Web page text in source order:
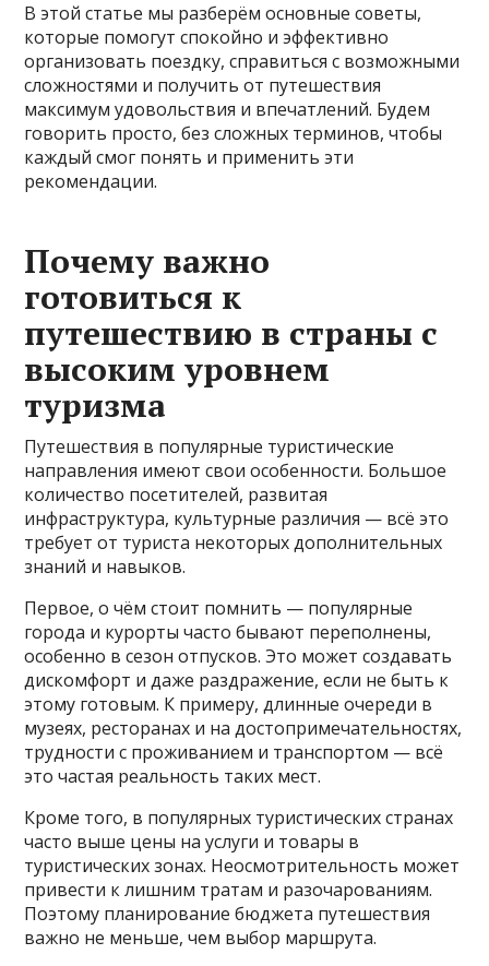
В этой статье мы разберём основные советы,
которые помогут спокойно и эффективно
организовать поездку, справиться с возможными
сложностями и получить от путешествия
максимум удовольствия и впечатлений. Будем
говорить просто, без сложных терминов, чтобы
каждый смог понять и применить эти
рекомендации.
Почему важно
готовиться к
путешествию в страны с
высоким уровнем
туризма
Путешествия в популярные туристические
направления имеют свои особенности. Большое
количество посетителей, развитая
инфраструктура, культурные различия — всё это
требует от туриста некоторых дополнительных
знаний и навыков.
Первое, о чём стоит помнить — популярные
города и курорты часто бывают переполнены,
особенно в сезон отпусков. Это может создавать
дискомфорт и даже раздражение, если не быть к
этому готовым. К примеру, длинные очереди в
музеях, ресторанах и на достопримечательностях,
трудности с проживанием и транспортом — всё
это частая реальность таких мест.
Кроме того, в популярных туристических странах
часто выше цены на услуги и товары в
туристических зонах. Неосмотрительность может
привести к лишним тратам и разочарованиям.
Поэтому планирование бюджета путешествия
важно не меньше, чем выбор маршрута.